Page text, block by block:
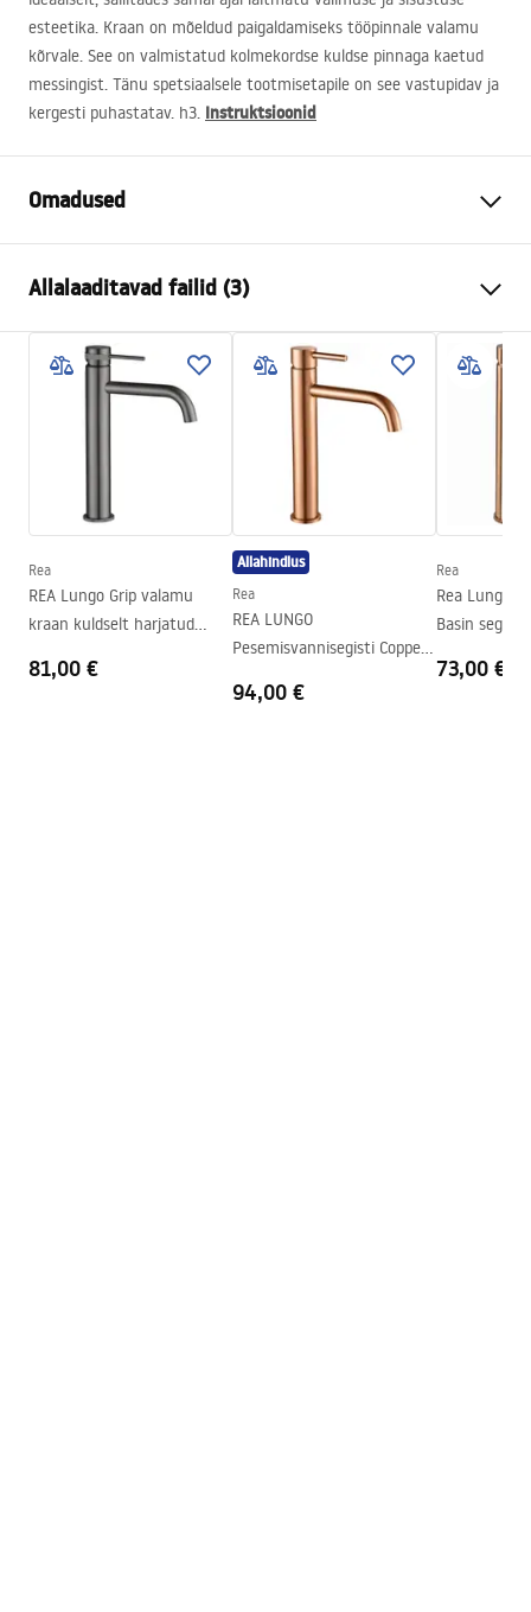
esteetika. Kraan on mõeldud paigaldamiseks tööpinnale valamu
kõrvale. See on valmistatud kolmekordse kuldse pinnaga kaetud
messingist. Tänu spetsiaalsele tootmisetapile on see vastupidav ja
kergesti puhastatav. h3. Instruktsioonid
Omadused
Paigaldusviis
Värv
Titaan
Vooliku tüüp
Fikseeritud
Messing
130
mm
280
Kattetehnoloogia
PVD
Ühenduse läbimõõt
3/8 tolli
Garantii
Allalaaditavad failid (3)
Garantiitingimused
Warranty_Terms_and_Conditions_Faucets_-_5.pdf
Safety_Information_Faucets.pdf
Rea
REA Lungo Grip valamu
kraan kuldselt harjatud
81,00 €
Allahindlus
Rea
REA LUNGO
Pesemisvannisegisti Copper
94,00 €
Rea
Rea Lungo
Basin segisti
73,00 €